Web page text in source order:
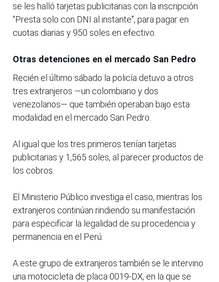
se les halló tarjetas publicitarias con la inscripción
"Presta solo con DNI al instante", para pagar en
cuotas diarias y 950 soles en efectivo.
Otras detenciones en el mercado San Pedro
Recién el último sábado la policía detuvo a otros
tres extranjeros —un colombiano y dos
venezolanos— que también operaban bajo esta
modalidad en el mercado San Pedro.
Al igual que los tres primeros tenían tarjetas
publicitarias y 1,565 soles, al parecer productos de
los cobros.
El Ministerio Público investiga el caso, mientras los
extranjeros continúan rindiendo su manifestación
para especificar la legalidad de su procedencia y
permanencia en el Perú.
A este grupo de extranjeros también se le intervino
una motocicleta de placa 0019-DX, en la que se